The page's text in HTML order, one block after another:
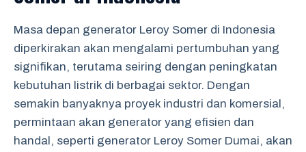
Masa depan generator Leroy Somer di Indonesia
diperkirakan akan mengalami pertumbuhan yang
signifikan, terutama seiring dengan peningkatan
kebutuhan listrik di berbagai sektor. Dengan
semakin banyaknya proyek industri dan komersial,
permintaan akan generator yang efisien dan
handal, seperti generator Leroy Somer Dumai, akan